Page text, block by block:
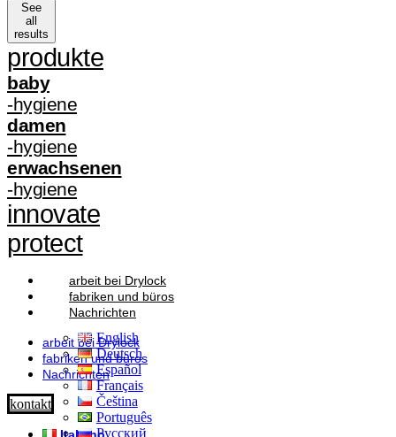
See
all
results
produkte
baby
-hygiene
damen
-hygiene
erwachsenen
-hygiene
innovate
protect
arbeit bei Drylock
fabriken und büros
Nachrichten
arbeit bei Drylock
fabriken und büros
Nachrichten
kontakt
English
Deutsch
Español
Français
Čeština
Português
Русский